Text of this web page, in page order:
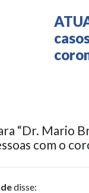
“Dr. Mario
com o
disse: